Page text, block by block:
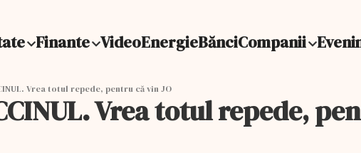
Finante VideoEnergieBănciCompanii
Vrea totul repede, pentru că vin JO
Vrea totul repede,